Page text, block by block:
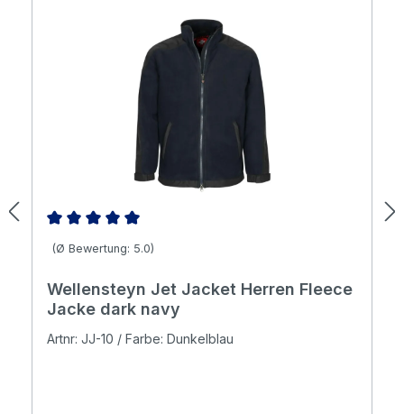
Durchschnittliche Bewertung von 5 von 5 Sternen
(Ø Bewertung: 5.0)
Wellensteyn Jet Jacket Herren Fleece
Jacke dark navy
Artnr: JJ-10 / Farbe: Dunkelblau